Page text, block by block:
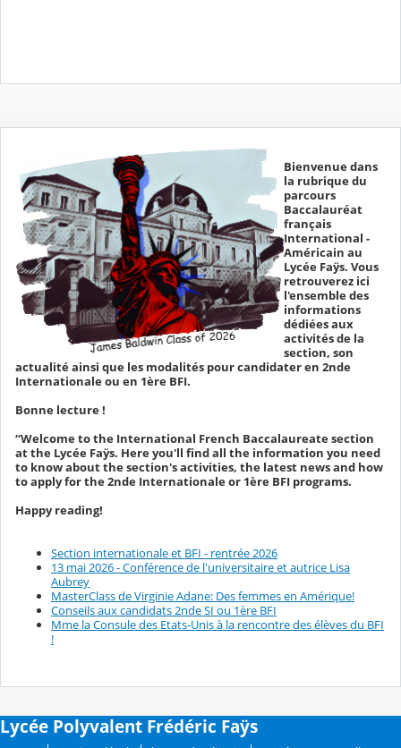
Bienvenue dans
la rubrique du
parcours
Baccalauréat
français
International -
Américain au
Lycée Faÿs. Vous
retrouverez ici
l'ensemble des
informations
dédiées aux
activités de la
section, son
actualité ainsi que les modalités pour candidater en 2nde
Internationale ou en 1ère BFI.
Bonne lecture !
“Welcome to the International French Baccalaureate section
at the Lycée Faÿs. Here you'll find all the information you need
to know about the section's activities, the latest news and how
to apply for the 2nde Internationale or 1ère BFI programs.
Happy reading!
Section internationale et BFI - rentrée 2026
13 mai 2026 - Conférence de l'universitaire et autrice Lisa
Aubrey
MasterClass de Virginie Adane: Des femmes en Amérique!
Conseils aux candidats 2nde SI ou 1ère BFI
Mme la Consule des Etats-Unis à la rencontre des élèves du BFI
!
Lycée Polyvalent Frédéric Faÿs